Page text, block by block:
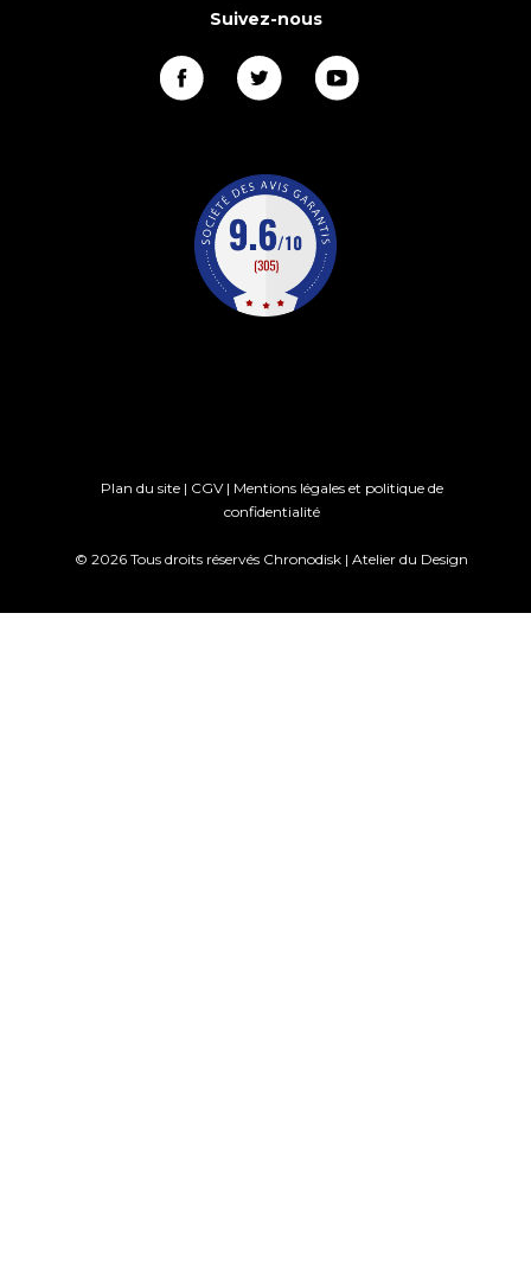
Suivez-nous
Plan du site | CGV | Mentions légales et politique de
confidentialité
© 2026 Tous droits réservés Chronodisk | Atelier du Design